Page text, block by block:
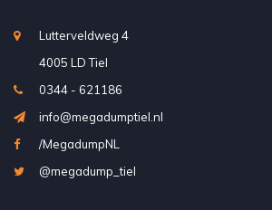
Lutterveldweg 4
4005 LD Tiel
0344 - 621186
info@megadumptiel.nl
/MegadumpNL
@megadump_tiel